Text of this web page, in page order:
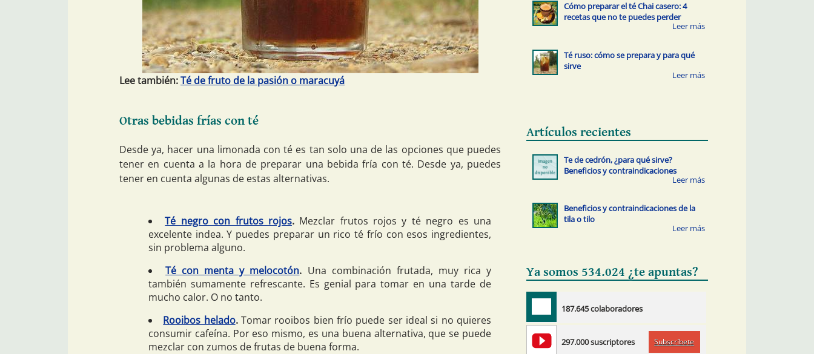
Lee también:Té de fruto de la pasión o maracuyá
Otras bebidas frías con té
Desde ya, hacer una limonada con té es tan solo una de las opciones que puedes
tener en cuenta a la hora de preparar una bebida fría con té. Desde ya, puedes
tener en cuenta algunas de estas alternativas.
Té negro con frutos rojos.Mezclar frutos rojos y té negro es una
excelente indea. Y puedes preparar un rico té frío con esos ingredientes,
sin problema alguno.
Té con menta y melocotón. Una combinación frutada, muy rica y
también sumamente refrescante. Es genial para tomar en una tarde de
mucho calor. O no tanto.
Rooibos helado.Tomar rooibos bien frío puede ser ideal si no quieres
consumir cafeína. Por eso mismo, es una buena alternativa, que se puede
mezclar con zumos de frutas de buena forma.
Cómo preparar el té Chai casero: 4
recetas que no te puedes perder
Té ruso: cómo se prepara y para qué
sirve
Artículos recientes
Te de cedrón, ¿para qué sirve?
Beneficios y contraindicaciones
Beneficios y contraindicaciones de la
tila o tilo
Ya somos 534.024 ¿te apuntas?
187.645 colaboradores
297.000 suscriptores Subscríbete